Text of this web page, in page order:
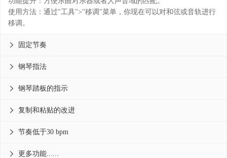
使用方法：通过"工具">"移调"菜单，你现在可以对和弦或音轨进行
移调。
固定节奏

钢琴指法

钢琴踏板的指示

复制和粘贴的改进

节奏低于30 bpm

更多功能......
